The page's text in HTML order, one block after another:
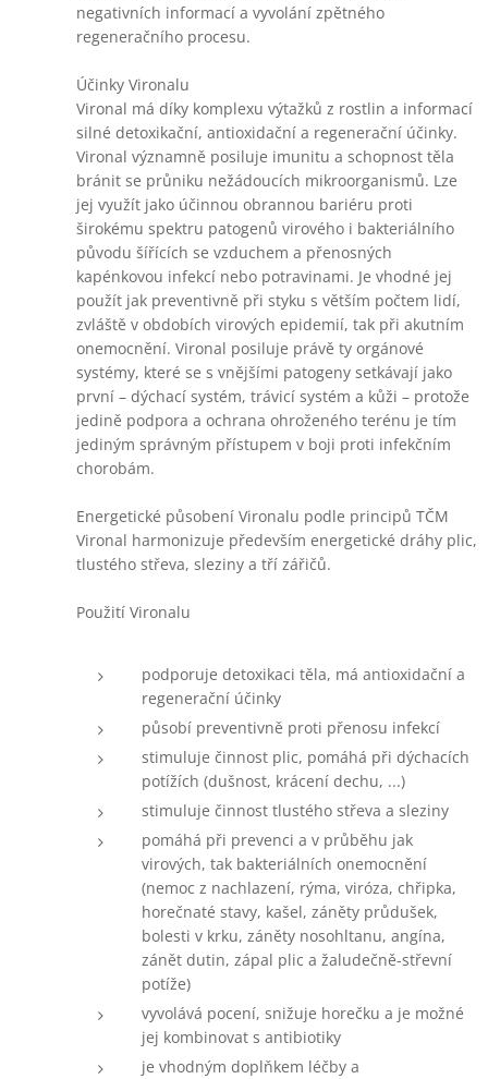
negativních informací a vyvolání zpětného
regeneračního procesu.
Účinky Vironalu
Vironal má díky komplexu výtažků z rostlin a informací
silné detoxikační, antioxidační a regenerační účinky.
Vironal významně posiluje imunitu a schopnost těla
bránit se průniku nežádoucích mikroorganismů. Lze
jej využít jako účinnou obrannou bariéru proti
širokému spektru patogenů virového i bakteriálního
původu šířících se vzduchem a přenosných
kapénkovou infekcí nebo potravinami. Je vhodné jej
použít jak preventivně při styku s větším počtem lidí,
zvláště v obdobích virových epidemií, tak při akutním
onemocnění. Vironal posiluje právě ty orgánové
systémy, které se s vnějšími patogeny setkávají jako
první – dýchací systém, trávicí systém a kůži – protože
jedině podpora a ochrana ohroženého terénu je tím
jediným správným přístupem v boji proti infekčním
chorobám.
Energetické působení Vironalu podle principů TČM
Vironal harmonizuje především energetické dráhy plic,
tlustého střeva, sleziny a tří zářičů.
Použití Vironalu
podporuje detoxikaci těla, má antioxidační a
regenerační účinky
působí preventivně proti přenosu infekcí
stimuluje činnost plic, pomáhá při dýchacích
potížích (dušnost, krácení dechu, ...)
stimuluje činnost tlustého střeva a sleziny
pomáhá při prevenci a v průběhu jak
virových, tak bakteriálních onemocnění
(nemoc z nachlazení, rýma, viróza, chřipka,
horečnaté stavy, kašel, záněty průdušek,
bolesti v krku, záněty nosohltanu, angína,
zánět dutin, zápal plic a žaludečně-střevní
potíže)
vyvolává pocení, snižuje horečku a je možné
jej kombinovat s antibiotiky
je vhodným doplňkem léčby a